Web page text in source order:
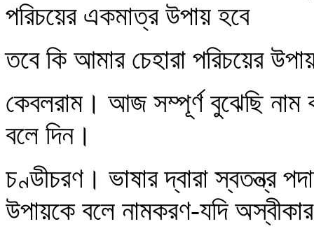
পরিচয়ের একমাত্র উপায় হবে
তবে কি আমার চেহারা পরিচয়ের
কেবলরাম। আজ সম্পূর্ণ বুঝেছি নাম
বলে দিন।
চণ্ডীচরণ। ভাষার দ্বারা স্বতন্ত্র
উপায়কে বলে নামকরণ-যদি